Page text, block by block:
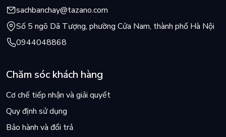
sachbanchay@tazano.com
Số 5 ngõ Dã Tượng, phường Cửa Nam, thành phố Hà Nội
0944048868
Chăm sóc khách hàng
Cơ chế tiếp nhận và giải quyết
Quy định sử dụng
Bảo hành và đổi trả